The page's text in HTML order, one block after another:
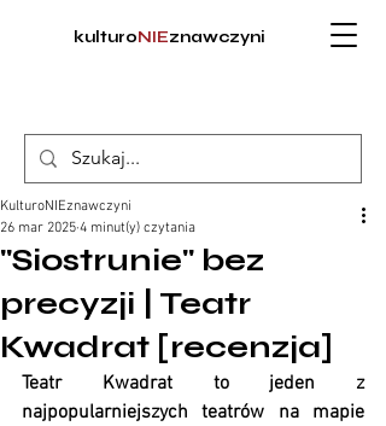
kulturoNIEznawczyni
"Siostrunie" bez
precyzji | Teatr
Kwadrat [recenzja]
KulturoNIEznawczyni
26 mar 2025 4 minut(y) czytania
Teatr Kwadrat to jeden z
najpopularniejszych teatrów na mapie